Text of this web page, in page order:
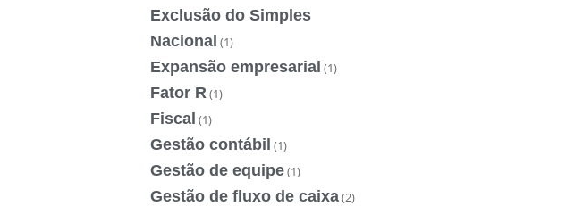
Exclusão do Simples
Nacional (1)
Expansão empresarial (1)
Fator R(1)
Fiscal (1)
Gestão contábil (1)
Gestão de equipe(1)
Gestão de fluxo de caixa(2)